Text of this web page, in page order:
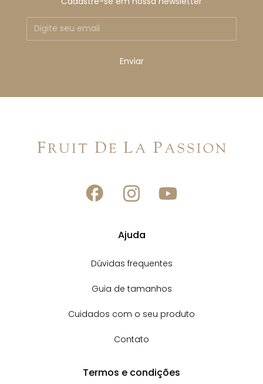
Ajuda
Dúvidas frequentes
Guia de tamanhos
Cuidados com o seu produto
Contato
Termos e condições